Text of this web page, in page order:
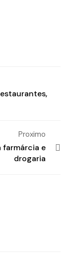
Proximo
farmárcia e
drogaria